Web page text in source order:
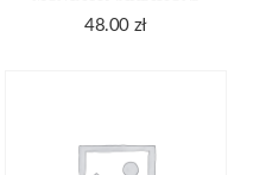
48.00 zł